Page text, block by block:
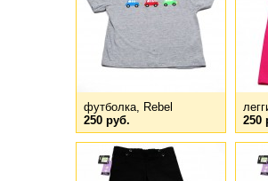
футболка, Rebel
250 руб.
250